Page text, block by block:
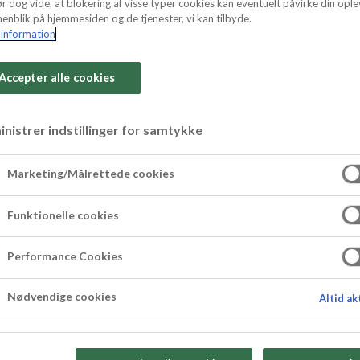
jordgubbar
klassiker som kombinerar söta, saftiga
lätt och samtidigt lyxigt utseende. Med
en fyllig smak som framhäver
kombinera dem för ett extra dekorativt
vackra att servera, de går också snabbt att
nötter eller ringla choklad för en
är perfekta för festliga tillfällen,
dog vide, at blokering af visse typer cookies kan eventuelt påvirke din
på hjemmesiden og de tjenester, vi kan tilbyde.
alle cookies
indstillinger for samtykke
Marketing/Målrettede cookies
Funktionelle cookies
Performance Cookies
Nødvendige cookies Altid